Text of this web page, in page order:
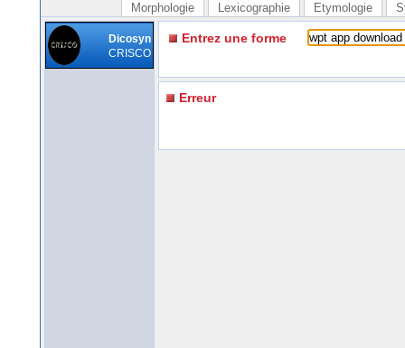
Morphologie Lexicographie Etymologie
Dicosyn
CRISCO
Entrez une forme
Erreur